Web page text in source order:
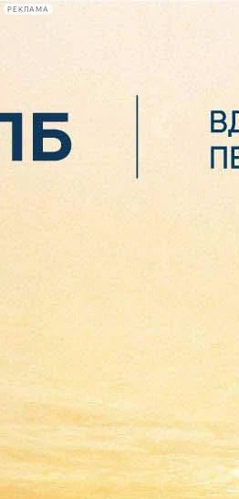
РЕКЛАМА
Сегодня:
В Летнем саду
Дорогу Жизни в